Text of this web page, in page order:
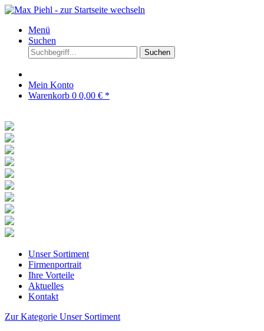
Menü
Suchen
Suchen
Mein Konto
Warenkorb 0 0,00 € *
Unser Sortiment
Firmenportrait
Ihre Vorteile
Aktuelles
Kontakt
Zur Kategorie Unser Sortiment